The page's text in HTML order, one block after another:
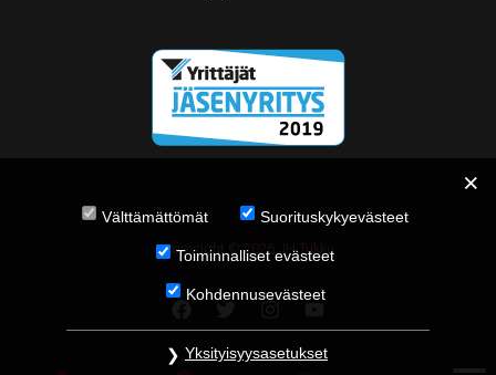
Copyright © 2026 JH Tukku
Välttämättömät Suorituskykyevästeet
Toiminnalliset evästeet
Kohdennusevästeet
Yksityisyysasetukset